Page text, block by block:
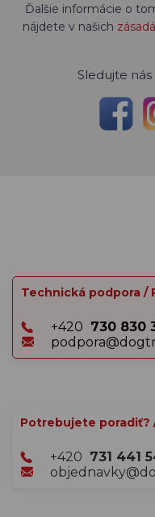
Ďalšie informácie o
nájdete v našich
Sledujte
Technická podpora /
+420 730 830
Potrebujete poradiť?
+420 731 441